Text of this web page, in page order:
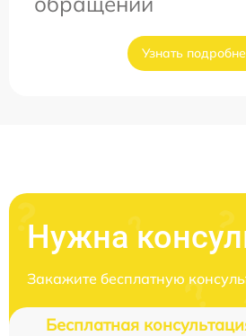
Узнать
Нужна
Закажите бесплатную
Бесплатная